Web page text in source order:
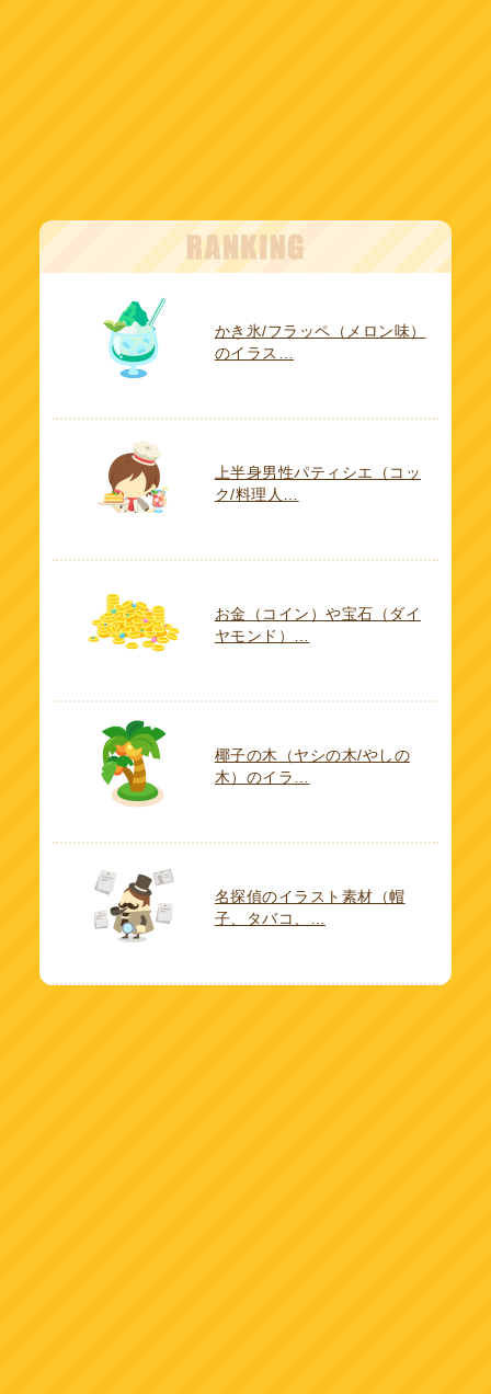
かき氷/フラッペ（メロン味）
のイラス…
上半身男性パティシエ（コッ
ク/料理人…
お金（コイン）や宝石（ダイ
ヤモンド）…
椰子の木（ヤシの木/やしの
木）のイラ…
名探偵のイラスト素材（帽
子、タバコ、…